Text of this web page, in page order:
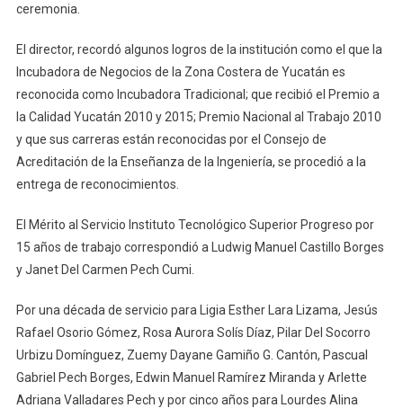
ceremonia.
El director, recordó algunos logros de la institución como el que la
Incubadora de Negocios de la Zona Costera de Yucatán es
reconocida como Incubadora Tradicional; que recibió el Premio a
la Calidad Yucatán 2010 y 2015; Premio Nacional al Trabajo 2010
y que sus carreras están reconocidas por el Consejo de
Acreditación de la Enseñanza de la Ingeniería, se procedió a la
entrega de reconocimientos.
El Mérito al Servicio Instituto Tecnológico Superior Progreso por
15 años de trabajo correspondió a Ludwig Manuel Castillo Borges
y Janet Del Carmen Pech Cumi.
Por una década de servicio para Ligia Esther Lara Lizama, Jesús
Rafael Osorio Gómez, Rosa Aurora Solís Díaz, Pilar Del Socorro
Urbizu Domínguez, Zuemy Dayane Gamiño G. Cantón, Pascual
Gabriel Pech Borges, Edwin Manuel Ramírez Miranda y Arlette
Adriana Valladares Pech y por cinco años para Lourdes Alina